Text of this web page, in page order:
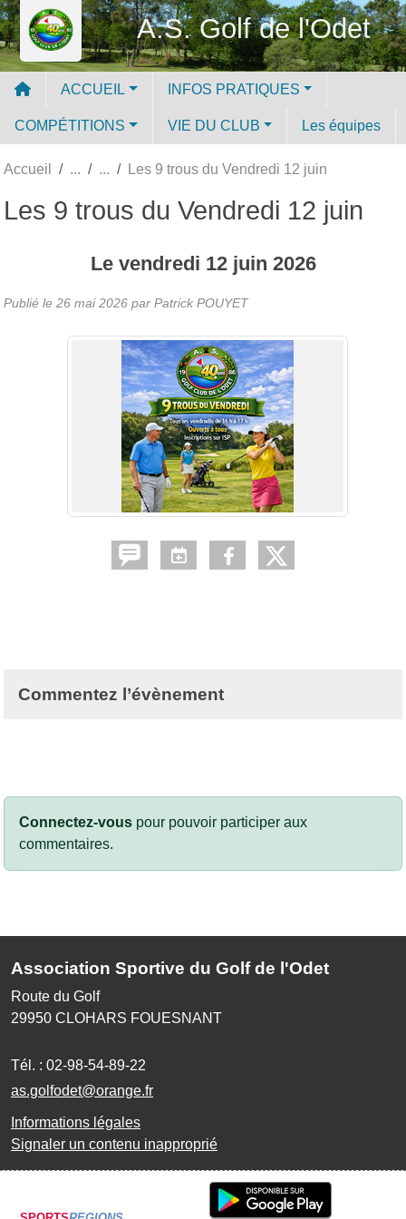
A.S. Golf de l'Odet
ACCUEIL INFOS PRATIQUES
COMPÉTITIONS VIE DU CLUB Les équipes
Accueil Les 9 trous du Vendredi 12 juin
Les 9 trous du Vendredi 12 juin
Le vendredi 12 juin 2026
Publié le 26 mai 2026 par Patrick POUYET
Commentez l’évènement
Connectez-vous pour pouvoir participer aux
commentaires.
Association Sportive du Golf de l'Odet
Route du Golf
29950 CLOHARS FOUESNANT
Tél. : 02-98-54-89-22
as.golfodet@orange.fr
Informations légales
Signaler un contenu inapproprié
Panneau de gestion des cookies